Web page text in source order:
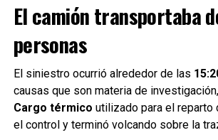
Trabajos en el lugar
Tras el accidente, personal policial
balizamiento de la zona para
tránsito mientras se desarrollaban las
El camión transportaba
personas
El siniestro ocurrió alrededor de las
causas que son materia de
Cargo térmico utilizado para el reparto
el control y terminó volcando sobre la